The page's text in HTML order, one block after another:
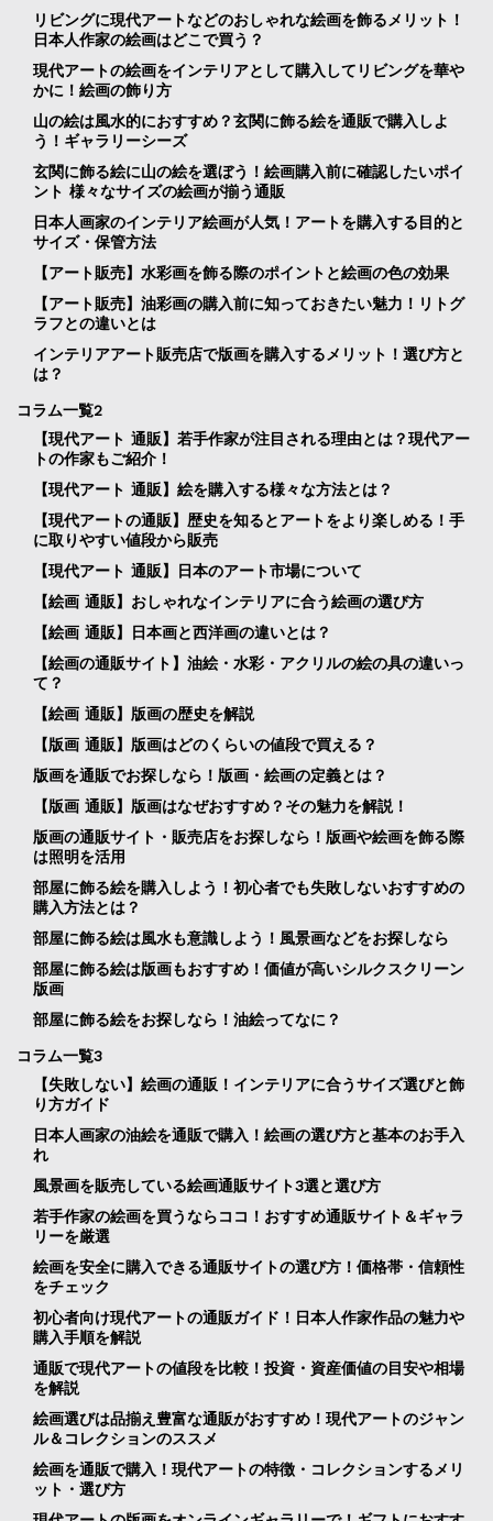
リビングに現代アートなどのおしゃれな絵画を飾るメリット！
日本人作家の絵画はどこで買う？
現代アートの絵画をインテリアとして購入してリビングを華や
かに！絵画の飾り方
山の絵は風水的におすすめ？玄関に飾る絵を通販で購入しよ
う！ギャラリーシーズ
玄関に飾る絵に山の絵を選ぼう！絵画購入前に確認したいポイ
ント 様々なサイズの絵画が揃う通販
日本人画家のインテリア絵画が人気！アートを購入する目的と
サイズ・保管方法
【アート販売】水彩画を飾る際のポイントと絵画の色の効果
【アート販売】油彩画の購入前に知っておきたい魅力！リトグ
ラフとの違いとは
インテリアアート販売店で版画を購入するメリット！選び方と
は？
コラム一覧2
【現代アート 通販】若手作家が注目される理由とは？現代アー
トの作家もご紹介！
【現代アート 通販】絵を購入する様々な方法とは？
【現代アートの通販】歴史を知るとアートをより楽しめる！手
に取りやすい値段から販売
【現代アート 通販】日本のアート市場について
【絵画 通販】おしゃれなインテリアに合う絵画の選び方
【絵画 通販】日本画と西洋画の違いとは？
【絵画の通販サイト】油絵・水彩・アクリルの絵の具の違いっ
て？
【絵画 通販】版画の歴史を解説
【版画 通販】版画はどのくらいの値段で買える？
版画を通販でお探しなら！版画・絵画の定義とは？
【版画 通販】版画はなぜおすすめ？その魅力を解説！
版画の通販サイト・販売店をお探しなら！版画や絵画を飾る際
は照明を活用
部屋に飾る絵を購入しよう！初心者でも失敗しないおすすめの
購入方法とは？
部屋に飾る絵は風水も意識しよう！風景画などをお探しなら
部屋に飾る絵は版画もおすすめ！価値が高いシルクスクリーン
版画
部屋に飾る絵をお探しなら！油絵ってなに？
コラム一覧3
【失敗しない】絵画の通販！インテリアに合うサイズ選びと飾
り方ガイド
日本人画家の油絵を通販で購入！絵画の選び方と基本のお手入
れ
風景画を販売している絵画通販サイト3選と選び方
若手作家の絵画を買うならココ！おすすめ通販サイト＆ギャラ
リーを厳選
絵画を安全に購入できる通販サイトの選び方！価格帯・信頼性
をチェック
初心者向け現代アートの通販ガイド！日本人作家作品の魅力や
購入手順を解説
通販で現代アートの値段を比較！投資・資産価値の目安や相場
を解説
絵画選びは品揃え豊富な通販がおすすめ！現代アートのジャン
ル＆コレクションのススメ
絵画を通販で購入！現代アートの特徴・コレクションするメリ
ット・選び方